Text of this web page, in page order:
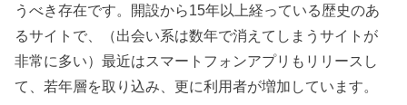
うべき存在です。開設から15年以上経っている歴史のあ
るサイトで、（出会い系は数年で消えてしまうサイトが
非常に多い）最近はスマートフォンアプリもリリースし
て、若年層を取り込み、更に利用者が増加しています。